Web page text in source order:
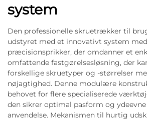
system
Den professionelle skruetrækker til
udstyret med et innovativt system
præcisionsprikker, der omdanner et
omfattende fastgørelsesløsning, der
forskellige skruetyper og -størrelser
nøjagtighed. Denne modulære
behovet for flere specialiserede
den sikrer optimal pasform og
anvendelse. Mekanismen til hurtig